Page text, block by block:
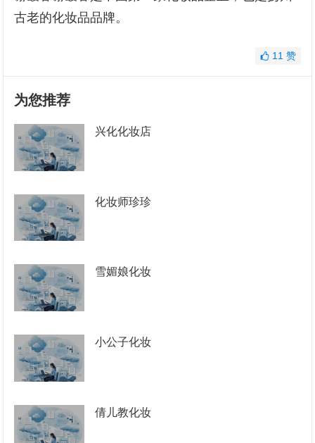
古老的化妆品品牌。
11 赞
为您推荐
兴化化妆店
化妆师珍珍
雪媚娘化妆
小公子化妆
倩儿教化妆